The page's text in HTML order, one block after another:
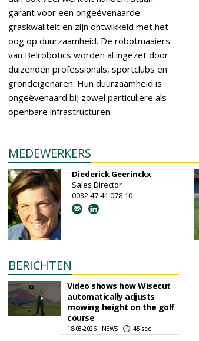
garant voor een ongeëvenaarde
graskwaliteit en zijn ontwikkeld met het
oog op duurzaamheid. De robotmaaiers
van Belrobotics worden al ingezet door
duizenden professionals, sportclubs en
grondeigenaren. Hun duurzaamheid is
ongeëvenaard bij zowel particuliere als
openbare infrastructuren.
MEDEWERKERS
Diederick Geerinckx
Sales Director
0032 47 41 078 10
BERICHTEN
Video shows how Wisecut
automatically adjusts
mowing height on the golf
course
18-03-2026 | NEWS 45 sec